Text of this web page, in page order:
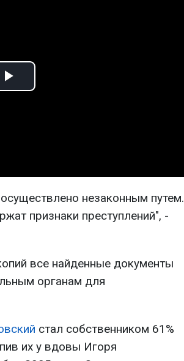
Play
незаконным путем.
признаки преступлений", -
все найденные документы
органам для
стал собственником 61%
их у вдовы Игоря